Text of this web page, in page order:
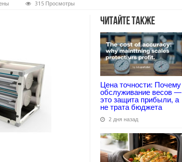
315 Просмотры
Читайте также
Цена точности: Почему
обслуживание весов —
это защита прибыли, а
не трата бюджета
2 дня назад